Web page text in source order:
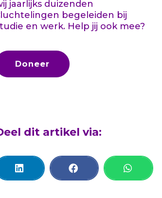
jaarlijks duizenden
begeleiden bij
en werk. Help jij ook mee?
Doneer
dit artikel via: